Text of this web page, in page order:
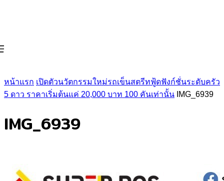
หน้าแรก เปิดตัวนวัตกรรมใหม่รถเข็นสตรีทฟู้ดฟังก์ชั่นระดับครัว
5 ดาว ราคาเริ่มต้นแค่ 20,000 บาท 100 คันเท่านั้น IMG_6939
IMG_6939